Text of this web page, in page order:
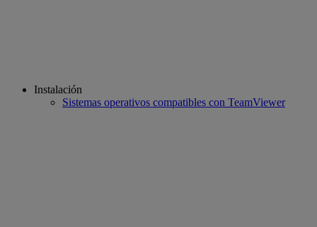
Instalación
Sistemas operativos compatibles con TeamViewer